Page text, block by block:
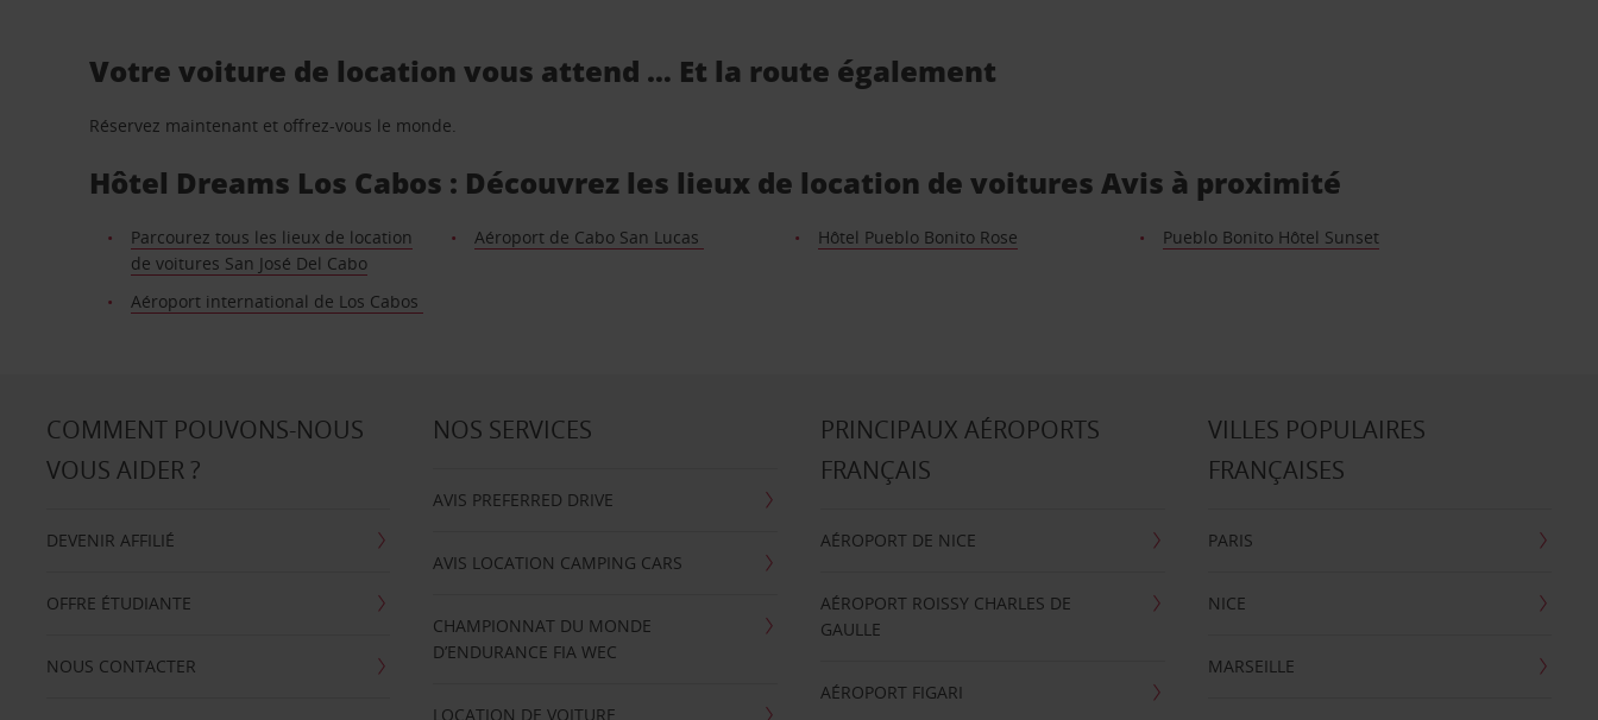
Votre voiture de location vous attend … Et la route également
Réservez maintenant et offrez-vous le monde.
Hôtel Dreams Los Cabos : Découvrez les lieux de location de voitures Avis à proximité
Parcourez tous les lieux de location
de voitures San José Del Cabo
Aéroport de Cabo San Lucas Hôtel Pueblo Bonito Rose Pueblo Bonito Hôtel Sunset
Aéroport international de Los Cabos
COMMENT POUVONS-NOUS
VOUS AIDER ?
DEVENIR AFFILIÉ
OFFRE ÉTUDIANTE
NOUS CONTACTER
NOS SERVICES
AVIS PREFERRED DRIVE
AVIS LOCATION CAMPING CARS
CHAMPIONNAT DU MONDE
D’ENDURANCE FIA WEC
LOCATION DE VOITURE
PRINCIPAUX AÉROPORTS
FRANÇAIS
AÉROPORT DE NICE
AÉROPORT ROISSY CHARLES DE
GAULLE
AÉROPORT FIGARI
VILLES POPULAIRES
FRANÇAISES
PARIS
NICE
MARSEILLE